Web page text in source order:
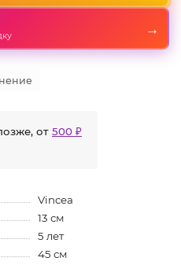
→
от 500 ₽
Vincea
13 см
5 лет
45 см